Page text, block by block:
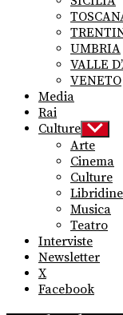
UMBRIA
VALLE
VENETO
Media
Rai
Culture Show
sub
menu
Arte
Cinema
Culture
Libridine
Musica
Teatro
Interviste
Newsletter
X
Facebook